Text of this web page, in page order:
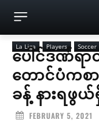
La Liga Players Soccer
ပေါင်ဒဏ်ရ
တောင်ပံကစ
ခန့် နားရဖွယ်
FEBRUARY 5, 2021